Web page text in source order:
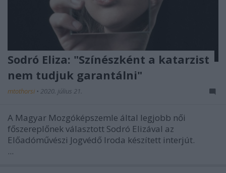
Sodró Eliza: "Színészként a katarzist
nem tudjuk garantálni"
mtothorsi • 2020. július 21.
A Magyar Mozgóképszemle által legjobb női
főszereplőnek választott Sodró Elizával az
Előadóművészi Jogvédő Iroda készített interjút.
...